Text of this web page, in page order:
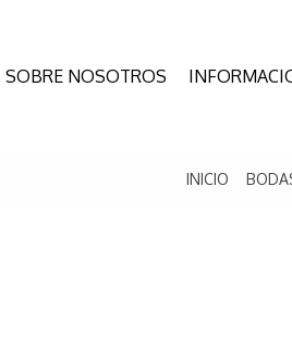
SOBRE NOSOTROS
INICIO